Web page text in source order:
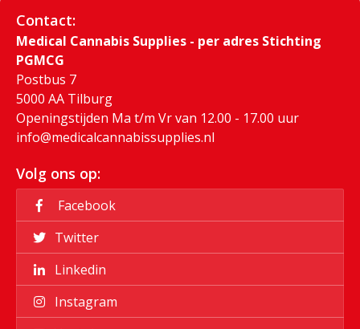
Contact:
Medical Cannabis Supplies - per adres Stichting
PGMCG
Postbus 7
5000 AA Tilburg
Openingstijden Ma t/m Vr van 12.00 - 17.00 uur
info@medicalcannabissupplies.nl
Volg ons op:
Facebook
Twitter
Linkedin
Instagram